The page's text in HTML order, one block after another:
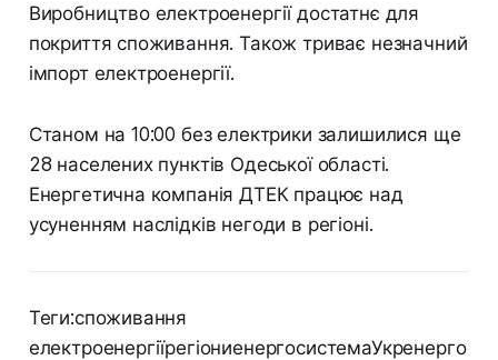
Виробництво електроенергії достатнє для
покриття споживання. Також триває незначний
імпорт електроенергії.
Станом на 10:00 без електрики залишилися ще
28 населених пунктів Одеської області.
Енергетична компанія ДТЕК працює над
усуненням наслідків негоди в регіоні.
Теги:споживання
електроенергіїрегіониенергосистемаУкренерго